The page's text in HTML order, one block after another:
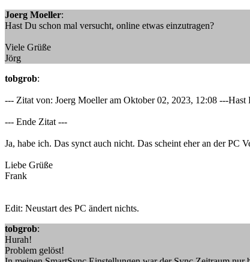
Joerg Moeller:
Hast Du schon mal versucht, online etwas einzutragen?
Viele Grüße
Jörg
tobgrob:
--- Zitat von: Joerg Moeller am Oktober 02, 2023, 12:08 ---Hast
--- Ende Zitat ---
Ja, habe ich. Das synct auch nicht. Das scheint eher an der PC
Liebe Grüße
Frank
Edit: Neustart des PC ändert nichts.
tobgrob:
Hurah!
Problem gelöst!